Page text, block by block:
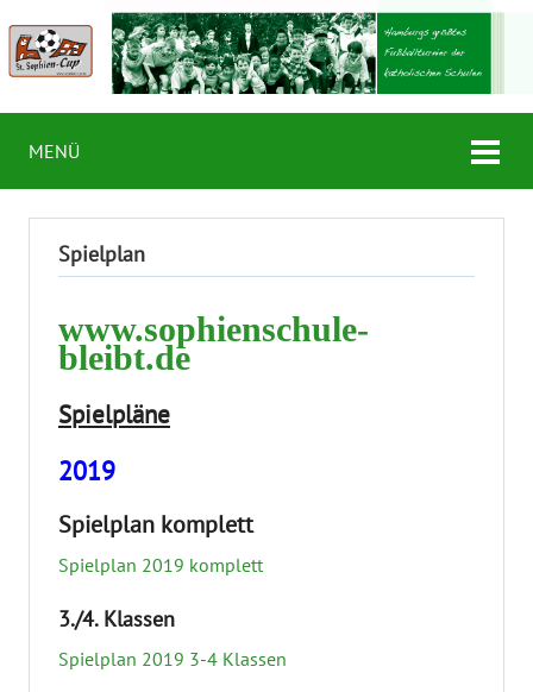
MENÜ
Spielplan
www.sophienschule-
bleibt.de
Spielpläne
2019
Spielplan komplett
Spielplan 2019 komplett
3./4. Klassen
Spielplan 2019 3-4 Klassen